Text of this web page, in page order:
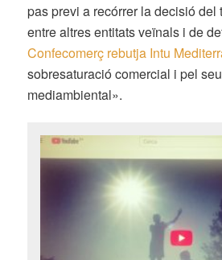
pas previ a recórrer la decisió del
entre altres entitats veïnals i de
Confecomerç rebutja Intu
sobresaturació comercial i pel
mediambiental».